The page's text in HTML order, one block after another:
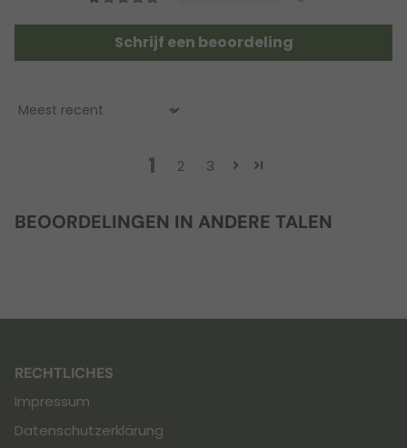
Schrijf een beoordeling
Sort by
1 2 3
BEOORDELINGEN IN ANDERE TALEN
RECHTLICHES
Impressum
Datenschutzerklärung